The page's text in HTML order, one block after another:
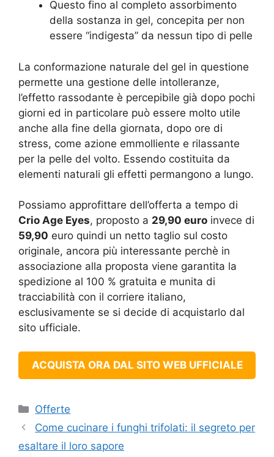
Questo fino al completo assorbimento
della sostanza in gel, concepita per non
essere “indigesta” da nessun tipo di pelle
La conformazione naturale del gel in questione
permette una gestione delle intolleranze,
l’effetto rassodante è percepibile già dopo pochi
giorni ed in particolare può essere molto utile
anche alla fine della giornata, dopo ore di
stress, come azione emmolliente e rilassante
per la pelle del volto. Essendo costituita da
elementi naturali gli effetti permangono a lungo.
Possiamo approfittare dell’offerta a tempo di
Crio Age Eyes, proposto a 29,90 euro invece di
59,90 euro quindi un netto taglio sul costo
originale, ancora più interessante perchè in
associazione alla proposta viene garantita la
spedizione al 100 % gratuita e munita di
tracciabilità con il corriere italiano,
esclusivamente se si decide di acquistarlo dal
sito ufficiale.
ACQUISTA ORA DAL SITO WEB UFFICIALE
Categorie
Offerte
Come cucinare i funghi trifolati: il segreto per
esaltare il loro sapore